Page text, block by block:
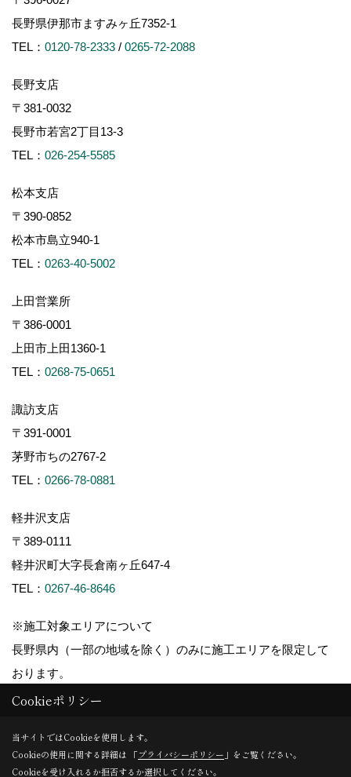
長野県伊那市ますみヶ丘7352-1
TEL： 0120-78-2333 / 0265-72-2088
長野支店
〒381-0032
長野市若宮2丁目13-3
TEL： 026-254-5585
松本支店
〒390-0852
松本市島立940-1
TEL： 0263-40-5002
上田営業所
〒386-0001
上田市上田1360-1
TEL： 0268-75-0651
諏訪支店
〒391-0001
茅野市ちの2767-2
TEL： 0266-78-0881
軽井沢支店
〒389-0111
軽井沢町大字長倉南ヶ丘647-4
TEL： 0267-46-8646
※施工対象エリアについて
長野県内（一部の地域を除く）のみに施工エリアを限定して
おります。
Copyright (c) ForestCorporation. All Rights Reserved.
Cookieポリシー
当サイトではCookieを使用します。
Cookieの使用に関する詳細は 「プライバシーポリシー 」をご覧ください。
Cookieを受け入れるか拒否するか選択してください。